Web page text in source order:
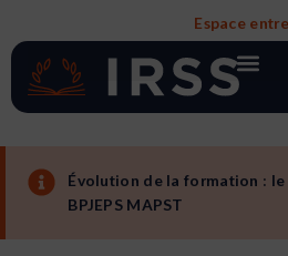
contenu
Espace
Évolution de la formation : le
BPJEPS MAPST